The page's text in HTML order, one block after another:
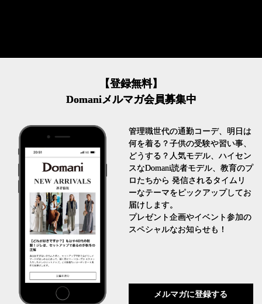
【登録無料】
Domaniメルマガ会員募集中
管理職世代の通勤コーデ、明日は
何を着る？子供の受験や習い事、
どうする？人気モデル、ハイセン
スなDomani読者モデル、教育のプ
ロたちから 発信されるタイムリ
ーなテーマをピックアップしてお
届けします。
プレゼント企画やイベント参加の
スペシャルなお知らせも！
メルマガに登録する